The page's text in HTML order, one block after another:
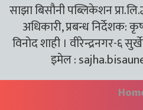
साझा बिसौनी पब्लिकेशन
अधिकारी, प्रबन्ध निर्देशक:
विनोद शाही । वीरेन्द्रनगर-६
इमेल :